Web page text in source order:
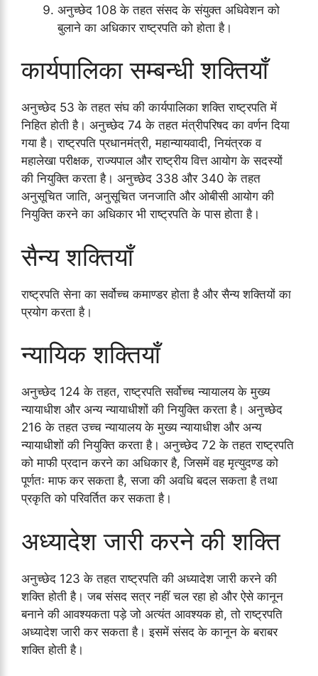
अनुच्छेद 108 के तहत संसद के संयुक्त अधिवेशन को
बुलाने का अधिकार राष्ट्रपति को होता है।
कार्यपालिका सम्बन्धी शक्तियाँ
अनुच्छेद 53 के तहत संघ की कार्यपालिका शक्ति राष्ट्रपति में
निहित होती है। अनुच्छेद 74 के तहत मंत्रीपरिषद का वर्णन दिया
गया है। राष्ट्रपति प्रधानमंत्री, महान्यायवादी, नियंत्रक व
महालेखा परीक्षक, राज्यपाल और राष्ट्रीय वित्त आयोग के सदस्यों
की नियुक्ति करता है। अनुच्छेद 338 और 340 के तहत
अनुसूचित जाति, अनुसूचित जनजाति और ओबीसी आयोग की
नियुक्ति करने का अधिकार भी राष्ट्रपति के पास होता है।
सैन्य शक्तियाँ
राष्ट्रपति सेना का सर्वोच्च कमाण्डर होता है और सैन्य शक्तियों का
प्रयोग करता है।
न्यायिक शक्तियाँ
अनुच्छेद 124 के तहत, राष्ट्रपति सर्वोच्च न्यायालय के मुख्य
न्यायाधीश और अन्य न्यायाधीशों की नियुक्ति करता है। अनुच्छेद
216 के तहत उच्च न्यायालय के मुख्य न्यायाधीश और अन्य
न्यायाधीशों की नियुक्ति करता है। अनुच्छेद 72 के तहत राष्ट्रपति
को माफी प्रदान करने का अधिकार है, जिसमें वह मृत्युदण्ड को
पूर्णतः माफ कर सकता है, सजा की अवधि बदल सकता है तथा
प्रकृति को परिवर्तित कर सकता है।
अध्यादेश जारी करने की शक्ति
अनुच्छेद 123 के तहत राष्ट्रपति की अध्यादेश जारी करने की
शक्ति होती है। जब संसद सत्र नहीं चल रहा हो और ऐसे कानून
बनाने की आवश्यकता पड़े जो अत्यंत आवश्यक हो, तो राष्ट्रपति
अध्यादेश जारी कर सकता है। इसमें संसद के कानून के बराबर
शक्ति होती है।